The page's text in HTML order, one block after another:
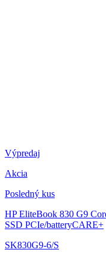
Výpredaj
Akcia
Posledný kus
HP EliteBook 830 G9
SSD PCIe/batteryCARE+
SK830G9-6/S